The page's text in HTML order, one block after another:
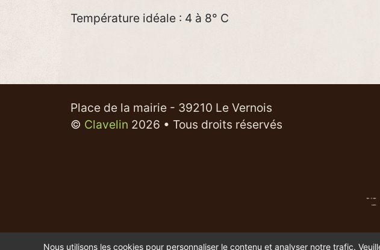
Température idéale : 4 à 8° C
Place de la mairie - 39210 Le Vernois
© Clavelin 2026 • Tous droits réservés
lun. -> ven :
sam. :
Nous utilisons les cookies pour personnaliser le contenu et analyser notre trafic.